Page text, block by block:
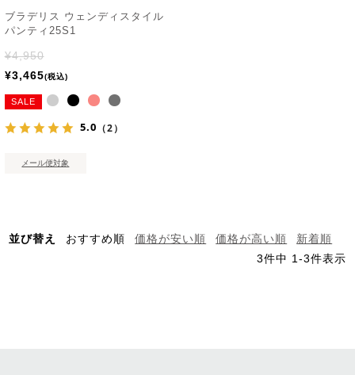
ブラデリス ウェンディスタイル
パンティ25S1
¥4,950
¥3,465 税込
SALE
5.0 （2）
メール便対象
並び替え おすすめ順 価格が安い順 価格が高い順
新着順
3件中 1-3件表示